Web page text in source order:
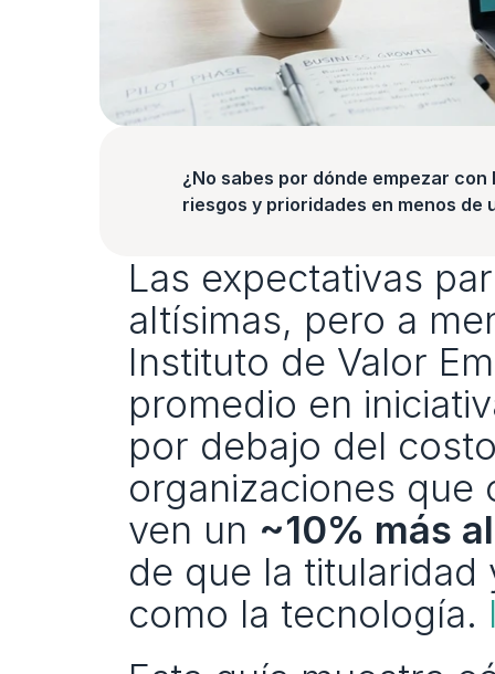
¿No sabes por dónde empezar
riesgos y prioridades en menos de
Las expectativas
altísimas, pero a
Instituto de Valor
promedio en
por debajo del
organizaciones que
ven un ~10% más
de que la
como la tecnología.